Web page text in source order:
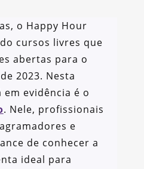
o Happy Hour
cursos livres que
abertas para o
2023. Nesta
em evidência é o
. Nele, profissionais
e
de conhecer a
ideal para